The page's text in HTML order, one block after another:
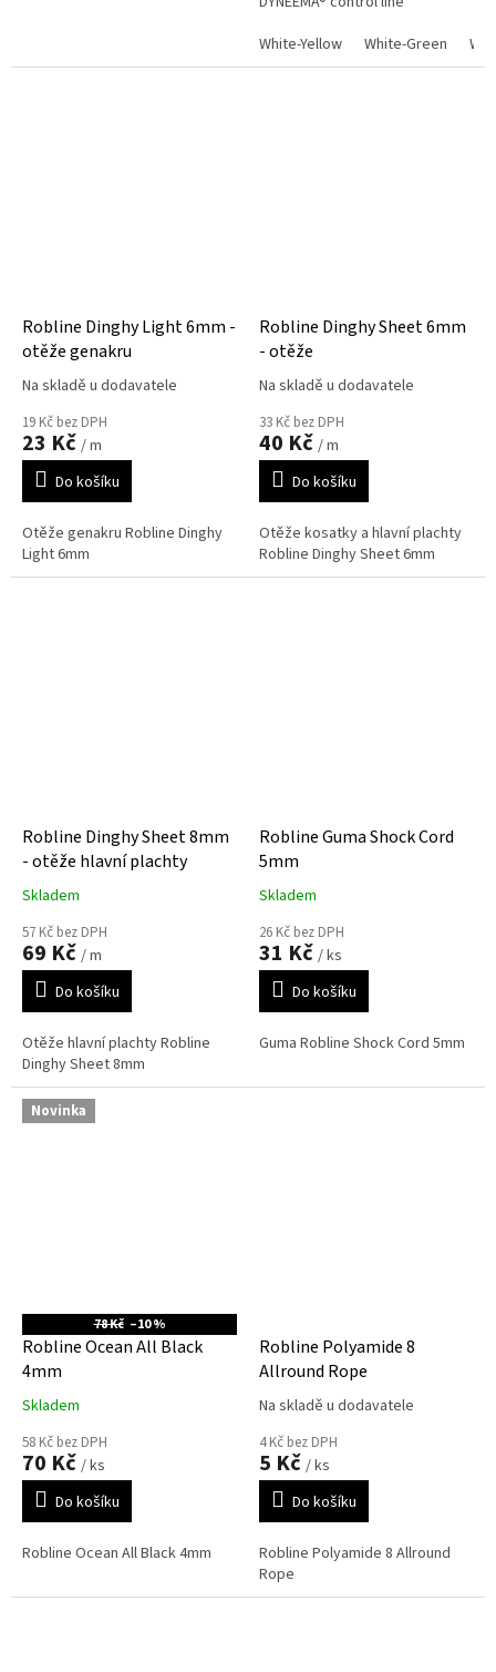
White-Yellow
White-Green
Robline Dinghy Light 6mm -
otěže genakru
Na skladě u dodavatele
19 Kč bez DPH
23 Kč / m
Do košíku
Otěže genakru Robline Dinghy
Light 6mm
Robline Dinghy Sheet 6mm
- otěže
Na skladě u dodavatele
33 Kč bez DPH
40 Kč / m
Do košíku
Otěže kosatky a hlavní plachty
Robline Dinghy Sheet 6mm
Robline Dinghy Sheet 8mm
- otěže hlavní plachty
Skladem
57 Kč bez DPH
69 Kč / m
Do košíku
Otěže hlavní plachty Robline
Dinghy Sheet 8mm
Robline Guma Shock Cord
5mm
Skladem
26 Kč bez DPH
31 Kč / ks
Do košíku
Guma Robline Shock Cord 5mm
Novinka
78 Kč –10 %
Robline Ocean All Black
4mm
Skladem
58 Kč bez DPH
70 Kč / ks
Do košíku
Robline Ocean All Black 4mm
Robline Polyamide 8
Allround Rope
Na skladě u dodavatele
4 Kč bez DPH
5 Kč / ks
Do košíku
Robline Polyamide 8 Allround
Rope